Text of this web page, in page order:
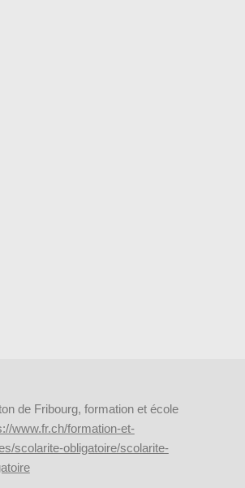
de Fribourg, formation et école
www.fr.ch/formation-et-
scolarite-obligatoire/scolarite-